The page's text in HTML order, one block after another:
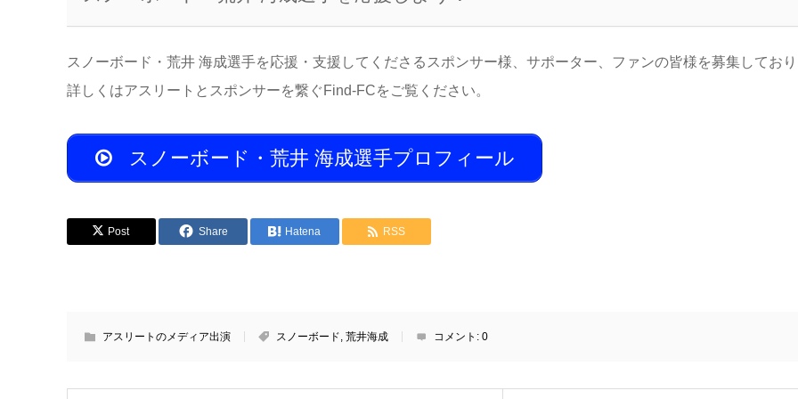
スノーボード・荒井 海成選手を応援・支援してくださるスポンサー様、サポーター、ファンの皆様を募集してお
詳しくはアスリートとスポンサーを繋ぐFind-FCをご覧ください。
スノーボード・荒井 海成選手プロフィール
Post Share Hatena RSS
アスリートのメディア出演 スノーボード, 荒井海成 コメント: 0